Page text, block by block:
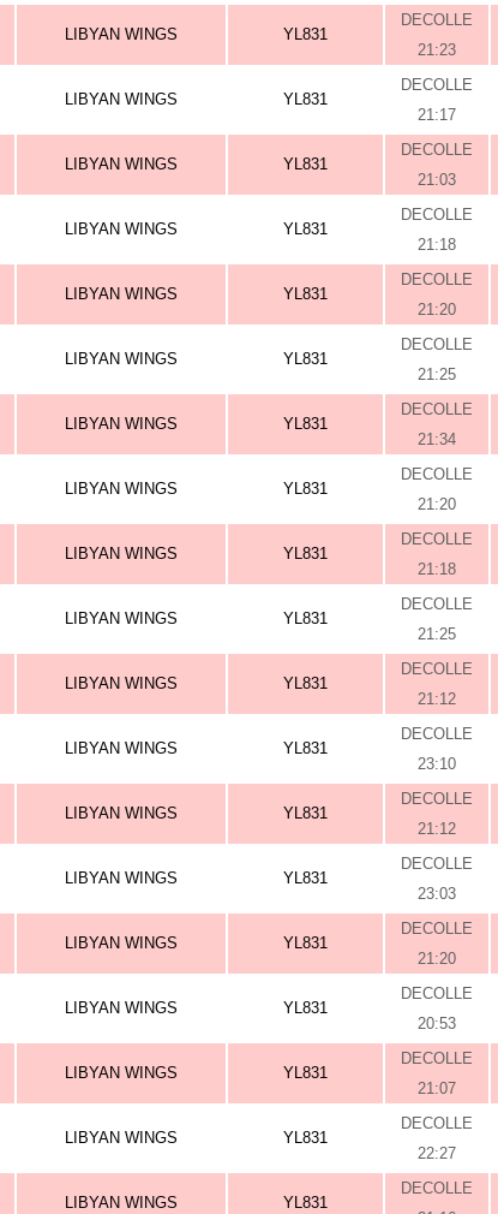
LIBYAN WINGS YL831
DECOLLE
21:23
LIBYAN WINGS YL831
DECOLLE
21:17
LIBYAN WINGS YL831
DECOLLE
21:03
LIBYAN WINGS YL831
DECOLLE
21:18
LIBYAN WINGS YL831
DECOLLE
21:20
LIBYAN WINGS YL831
DECOLLE
21:25
LIBYAN WINGS YL831
DECOLLE
21:34
LIBYAN WINGS YL831
DECOLLE
21:20
LIBYAN WINGS YL831
DECOLLE
21:18
LIBYAN WINGS YL831
DECOLLE
21:25
LIBYAN WINGS YL831
DECOLLE
21:12
LIBYAN WINGS YL831
DECOLLE
23:10
LIBYAN WINGS YL831
DECOLLE
21:12
LIBYAN WINGS YL831
DECOLLE
23:03
LIBYAN WINGS YL831
DECOLLE
21:20
LIBYAN WINGS YL831
DECOLLE
20:53
LIBYAN WINGS YL831
DECOLLE
21:07
LIBYAN WINGS YL831
DECOLLE
22:27
LIBYAN WINGS YL831
DECOLLE